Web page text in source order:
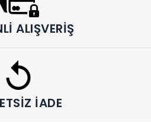
ALIŞVERIŞ
İADE